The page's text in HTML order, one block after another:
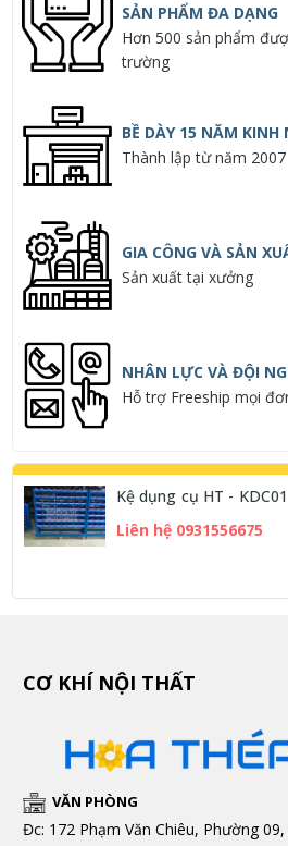
SẢN PHẨM ĐA DẠNG
Hơn 500 sản phẩm
trường
BỀ DÀY 15 NĂM KINH
Thành lập từ năm 2007
GIA CÔNG VÀ SẢN
Sản xuất tại xưởng
NHÂN LỰC VÀ ĐỘI
Hỗ trợ Freeship mọi
Kệ dụng cụ HT - KDC01
Liên hệ 0931556675
CƠ KHÍ NỘI THẤT
VĂN PHÒNG
Đc: 172 Phạm Văn Chiêu, Phường